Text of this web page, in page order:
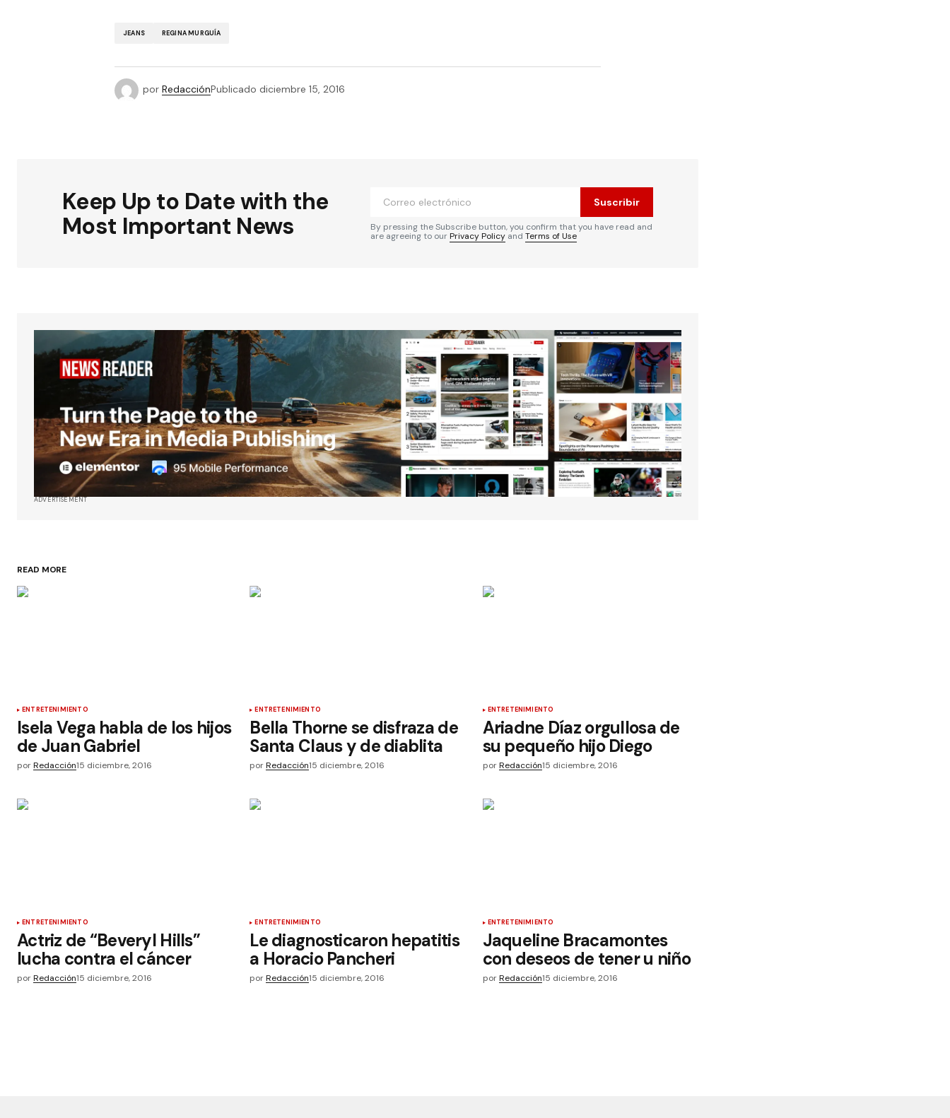
JEANS REGINA MURGUÍA
por RedacciónPublicado diciembre 15, 2016
Keep Up to Date with the
Most Important News
Suscribir
By pressing the Subscribe button, you confirm that you have read and
are agreeing to ourPrivacy Policy and Terms of Use
ADVERTISEMENT
READ MORE
ENTRETENIMIENTO
Isela Vega habla de los hijos
de Juan Gabriel
porRedacción15 diciembre, 2016
ENTRETENIMIENTO
Bella Thorne se disfraza de
Santa Claus y de diablita
por Redacción15 diciembre, 2016
ENTRETENIMIENTO
Ariadne Díaz orgullosa de
su pequeño hijo Diego
por Redacción15 diciembre, 2016
ENTRETENIMIENTO
Actriz de “Beveryl Hills”
lucha contra el cáncer
porRedacción15 diciembre, 2016
ENTRETENIMIENTO
Le diagnosticaron hepatitis
a Horacio Pancheri
por Redacción15 diciembre, 2016
ENTRETENIMIENTO
Jaqueline Bracamontes
con deseos de tener u niño
por Redacción15 diciembre, 2016